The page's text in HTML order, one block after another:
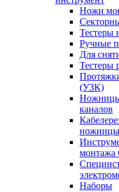
Ножи
Тестеры
Ручные
Для
Тестеры
(УЗК)
Ножницы
каналов
ножницы
Наборы